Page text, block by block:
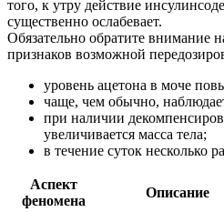
того, к утру действие
существенно ослабевает.
Обязательно обратите внимание
признаков возможной
уровень ацетона в моче
чаще, чем обычно,
при наличии
увеличивается масса тела;
в течение суток несколько
Аспект
феномена
Описание